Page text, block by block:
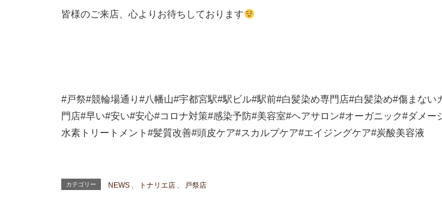
皆様のご来店、心よりお待ちしております
#戸祭#競輪場通り #八幡山#宇都宮駅#駅ビル#駅前#白髪染め専門店#白髪染め#傷まない
門店#早い#安い#安心#コロナ対策#感染予防#美容室#ヘアサロン#オーガニック#ダメー
水素トリートメント #髪質改善#頭皮ケア#スカルプケア#エイジングケア#炭酸美容液
カテゴリー NEWS 、 トナリエ店 、 戸祭店